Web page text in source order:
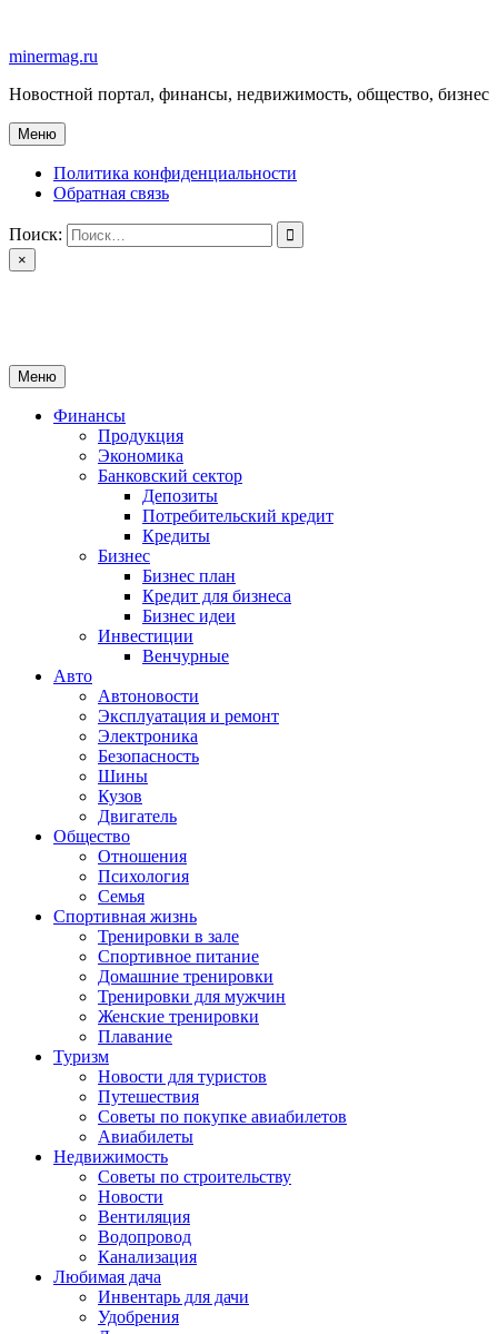
содержимому
minermag.ru
Новостной портал, финансы, недвижимость, общество, бизнес
Меню
Политика конфиденциальности
Обратная связь
Поиск:
×
Меню
Финансы
Продукция
Экономика
Банковский сектор
Депозиты
Потребительский кредит
Кредиты
Бизнес
Бизнес план
Кредит для бизнеса
Бизнес идеи
Инвестиции
Венчурные
Авто
Автоновости
Эксплуатация и ремонт
Электроника
Безопасность
Шины
Кузов
Двигатель
Общество
Отношения
Психология
Семья
Спортивная жизнь
Тренировки в зале
Спортивное питание
Домашние тренировки
Тренировки для мужчин
Женские тренировки
Плавание
Туризм
Новости для туристов
Путешествия
Советы по покупке авиабилетов
Авиабилеты
Недвижимость
Советы по строительству
Новости
Вентиляция
Водопровод
Канализация
Любимая дача
Инвентарь для дачи
Удобрения